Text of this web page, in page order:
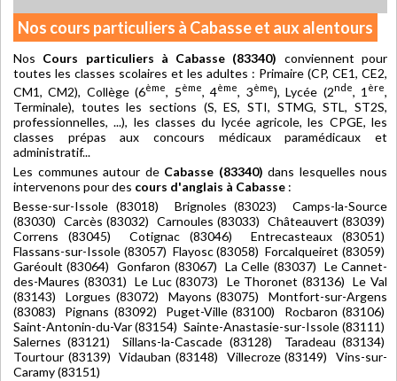
Nos cours particuliers à Cabasse et aux alentours
Nos Cours particuliers à Cabasse (83340) conviennent pour
toutes les classes scolaires et les adultes : Primaire (CP, CE1, CE2,
CM1, CM2), Collège (6ème, 5ème, 4ème, 3ème), Lycée (2nde, 1 ère,
Terminale), toutes les sections (S, ES, STI, STMG, STL, ST2S,
professionnelles, ...), les classes du lycée agricole, les CPGE, les
classes prépas aux concours médicaux paramédicaux et
administratif...
Les communes autour de Cabasse (83340) dans lesquelles nous
intervenons pour des cours d'anglais à Cabasse :
Besse-sur-Issole (83018) Brignoles (83023) Camps-la-Source
(83030) Carcès (83032) Carnoules (83033) Châteauvert (83039)
Correns (83045) Cotignac (83046) Entrecasteaux (83051)
Flassans-sur-Issole (83057) Flayosc (83058) Forcalqueiret (83059)
Garéoult (83064) Gonfaron (83067) La Celle (83037) Le Cannet-
des-Maures (83031) Le Luc (83073) Le Thoronet (83136) Le Val
(83143) Lorgues (83072) Mayons (83075) Montfort-sur-Argens
(83083) Pignans (83092) Puget-Ville (83100) Rocbaron (83106)
Saint-Antonin-du-Var (83154) Sainte-Anastasie-sur-Issole (83111)
Salernes (83121) Sillans-la-Cascade (83128) Taradeau (83134)
Tourtour (83139) Vidauban (83148) Villecroze (83149) Vins-sur-
Caramy (83151)